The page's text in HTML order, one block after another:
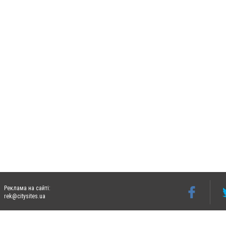
Реклама на сайті:
rek@citysites.ua